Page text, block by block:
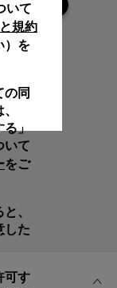
いて
規約
）を
の同
る」
いて
をご
、
した
可す